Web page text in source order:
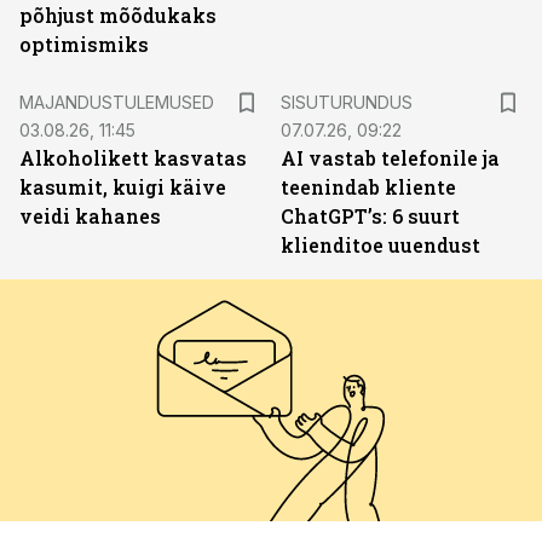
põhjust mõõdukaks
optimismiks
MAJANDUSTULEMUSED
03.08.26, 11:45
Alkoholikett kasvatas
kasumit, kuigi käive
veidi kahanes
SISUTURUNDUS
07.07.26, 09:22
AI vastab telefonile ja
teenindab kliente
ChatGPT’s: 6 suurt
klienditoe uuendust